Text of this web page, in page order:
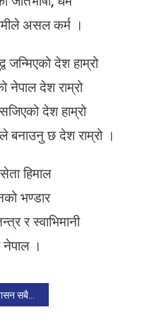
असल कर्म ।
जन्मिएको देश हाम्रो
नेपाल देश राम्रो
देश हाम्रो
बनाउनु छ देश राम्रो ।
हिमाल
भण्डार
र स्वाभिमानी
नेपाल ।
अनुराधा काेइराला